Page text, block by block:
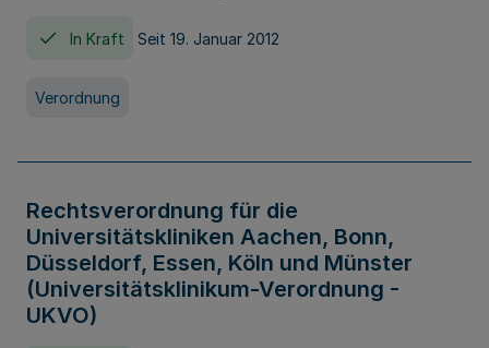
In Kraft Seit 19. Januar 2012
Verordnung
Rechtsverordnung für die
Universitätskliniken Aachen, Bonn,
Düsseldorf, Essen, Köln und Münster
(Universitätsklinikum-Verordnung -
UKVO)